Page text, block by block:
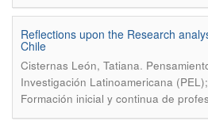
Reflections upon the Research
Chile
Cisternas León, Tatiana.
Investigación Latinoamericana
Formación inicial y continua de